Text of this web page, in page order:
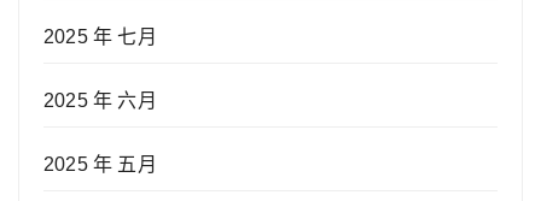
2025 年 七月
2025 年 六月
2025 年 五月